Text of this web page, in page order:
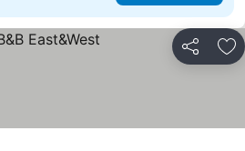
Partilhar